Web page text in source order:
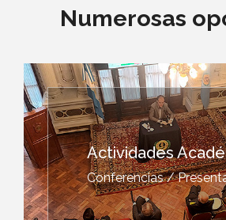
Numerosas
Actividades
Conferencias /